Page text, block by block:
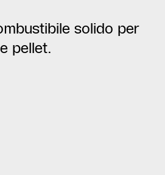
solido per
pellet.